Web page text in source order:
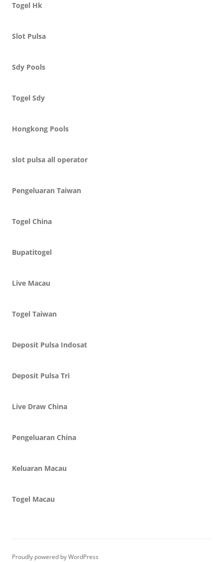
Togel Hk
Slot Pulsa
Sdy Pools
Togel Sdy
Hongkong Pools
slot pulsa all operator
Pengeluaran Taiwan
Togel China
Bupatitogel
Live Macau
Togel Taiwan
Deposit Pulsa Indosat
Deposit Pulsa Tri
Live Draw China
Pengeluaran China
Keluaran Macau
Togel Macau
Proudly powered by WordPress